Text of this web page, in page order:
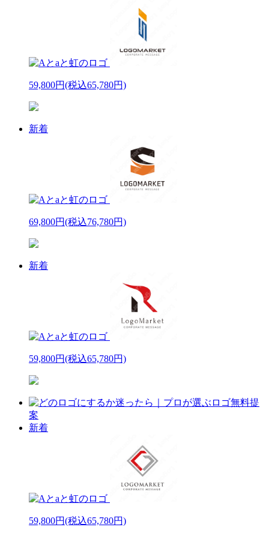
59,800円(税込65,780円)
新着
69,800円(税込76,780円)
新着
59,800円(税込65,780円)
新着
59,800円(税込65,780円)